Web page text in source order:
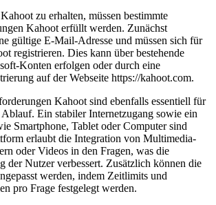
zu erhalten, müssen bestimmte
Kahoot erfüllt werden. Zunächst
gültige E-Mail-Adresse und müssen sich für
registrieren. Dies kann über bestehende
Konten erfolgen oder durch eine
auf der Webseite https://kahoot.com.
Kahoot sind ebenfalls essentiell für
Ein stabiler Internetzugang sowie ein
Smartphone, Tablet oder Computer sind
erlaubt die Integration von Multimedia-
oder Videos in den Fragen, was die
der Nutzer verbessert. Zusätzlich können die
werden, indem Zeitlimits und
pro Frage festgelegt werden.